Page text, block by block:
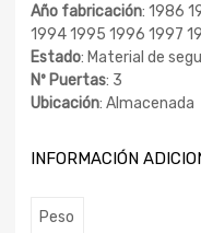
Año fabricación: 1986
1994 1995 1996 1997
Estado: Material de
Nº Puertas: 3
Ubicación: Almacenada
INFORMACIÓN
Peso